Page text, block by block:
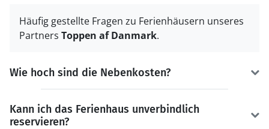
Häufig gestellte Fragen zu Ferienhäusern unseres
Partners Toppen af Danmark.
Wie hoch sind die Nebenkosten?
Kann ich das Ferienhaus unverbindlich
reservieren?